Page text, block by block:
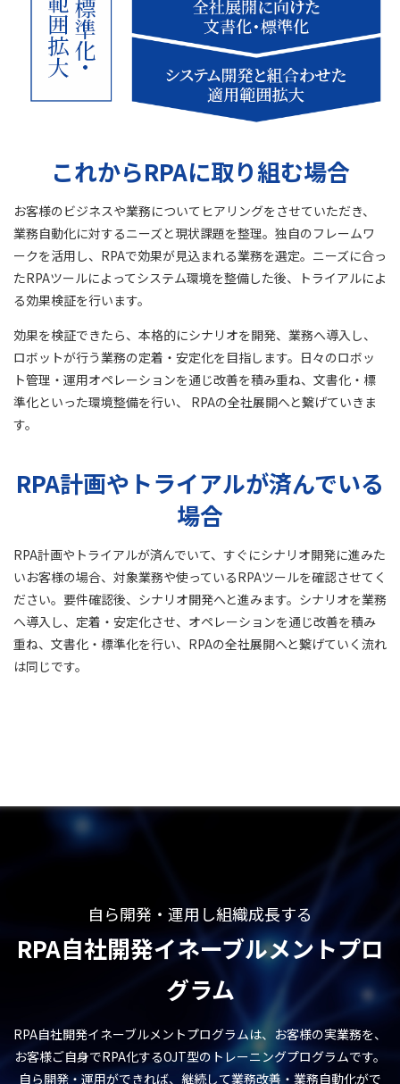
これからRPAに取り組む場合
お客様のビジネスや業務についてヒアリングをさせていただき、
業務自動化に対するニーズと現状課題を整理。独自のフレームワ
ークを活用し、RPAで効果が見込まれる業務を選定。ニーズに合っ
たRPAツールによってシステム環境を整備した後、トライアルによ
る効果検証を行います。
効果を検証できたら、本格的にシナリオを開発、業務へ導入し、
ロボットが行う業務の定着・安定化を目指します。日々のロボッ
ト管理・運用オペレーションを通じ改善を積み重ね、文書化・標
準化といった環境整備を行い、 RPAの全社展開へと繋げていきま
す。
RPA計画やトライアルが済んでいる
場合
RPA計画やトライアルが済んでいて、すぐにシナリオ開発に進みた
いお客様の場合、対象業務や使っているRPAツールを確認させてく
ださい。要件確認後、シナリオ開発へと進みます。シナリオを業務
へ導入し、定着・安定化させ、オペレーションを通じ改善を積み
重ね、文書化・標準化を行い、RPAの全社展開へと繋げていく流れ
は同じです。
自ら開発・運用し組織成長する
RPA自社開発イネーブルメントプロ
グラム
RPA自社開発イネーブルメントプログラムは、お客様の実業務を、
お客様ご自身でRPA化するOJT型のトレーニングプログラムです。
自ら開発・運用ができれば、継続して業務改善・業務自動化がで